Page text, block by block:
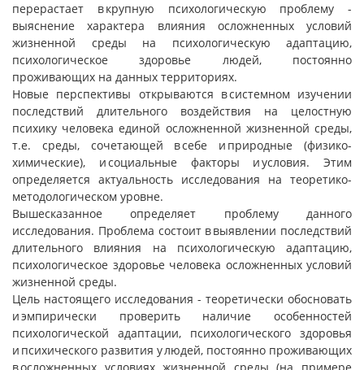
перерастает в крупную психологическую проблему -
выяснение характера влияния осложненных условий
жизненной среды на психологическую адаптацию,
психологическое здоровье людей, постоянно
проживающих на данных территориях.
Новые перспективы открываются в системном изучении
последствий длительного воздействия на целостную
психику человека единой осложненной жизненной среды,
т.е. среды, сочетающей в себе и природные (физико-
химические), и социальные факторы и условия. Этим
определяется актуальность исследования на теоретико-
методологическом уровне.
Вышесказанное определяет проблему данного
исследования. Проблема состоит в выявлении последствий
длительного влияния на психологическую адаптацию,
психологическое здоровье человека осложненных условий
жизненной среды.
Цель настоящего исследования - теоретически обосновать
и эмпирически проверить наличие особенностей
психологической адаптации, психологического здоровья
и психического развития у людей, постоянно проживающих